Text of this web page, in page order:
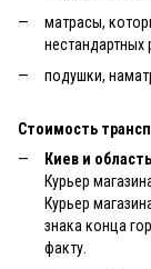
матрасы,
нестандартных
подушки,
Стоимость
Киев и область
Курьер
Курьер
знака конца
факту.